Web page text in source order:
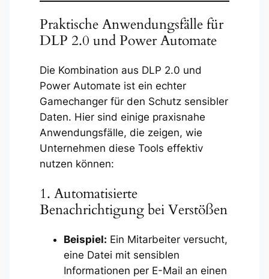
Praktische Anwendungsfälle für
DLP 2.0 und Power Automate
Die Kombination aus DLP 2.0 und
Power Automate ist ein echter
Gamechanger für den Schutz sensibler
Daten. Hier sind einige praxisnahe
Anwendungsfälle, die zeigen, wie
Unternehmen diese Tools effektiv
nutzen können:
1. Automatisierte
Benachrichtigung bei Verstößen
Beispiel: Ein Mitarbeiter versucht,
eine Datei mit sensiblen
Informationen per E-Mail an einen